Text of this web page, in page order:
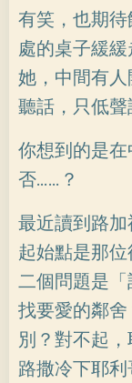
有笑，也期
處的桌子緩
她，中間有
聽話，只低
你想到的是
否……？
最近讀到路
起始點是那
二個問題是
找要愛的鄰
別？對不起
路撒冷下耶